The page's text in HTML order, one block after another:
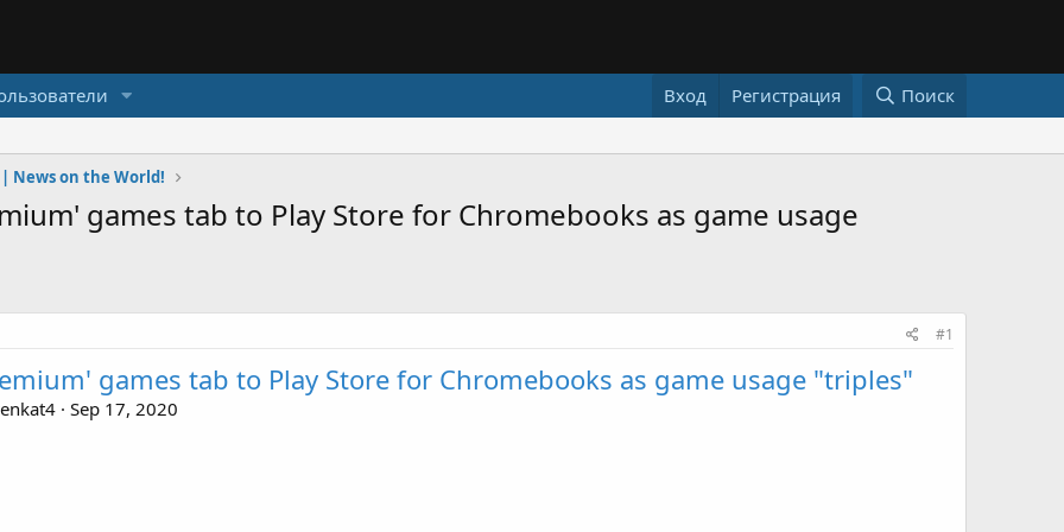
Вход Регистрация Поиск
News on the World!
games tab to Play Store for Chromebooks as game usage
#1
games tab to Play Store for Chromebooks as game usage "triples"
· Sep 17, 2020